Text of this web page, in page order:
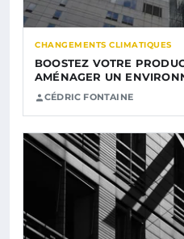
CHANGEMENTS CLIMATIQUES
BOOSTEZ VOTRE
AMÉNAGER UN
CÉDRIC FONTAINE